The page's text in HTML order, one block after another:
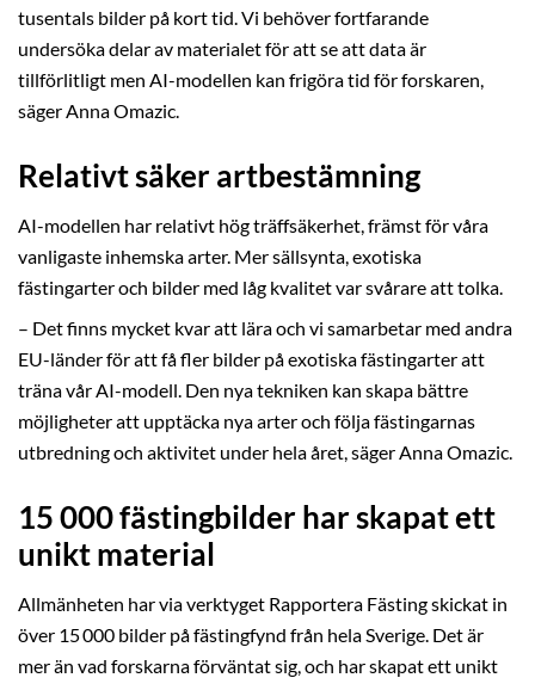
tusentals bilder på kort tid. Vi behöver fortfarande
undersöka delar av materialet för att se att data är
tillförlitligt men AI-modellen kan frigöra tid för forskaren,
säger Anna Omazic.
Relativt säker artbestämning
AI-modellen har relativt hög träffsäkerhet, främst för våra
vanligaste inhemska arter. Mer sällsynta, exotiska
fästingarter och bilder med låg kvalitet var svårare att tolka.
– Det finns mycket kvar att lära och vi samarbetar med andra
EU-länder för att få fler bilder på exotiska fästingarter att
träna vår AI-modell. Den nya tekniken kan skapa bättre
möjligheter att upptäcka nya arter och följa fästingarnas
utbredning och aktivitet under hela året, säger Anna Omazic.
15 000 fästingbilder har skapat ett
unikt material
Allmänheten har via verktyget Rapportera Fästing skickat in
över 15 000 bilder på fästingfynd från hela Sverige. Det är
mer än vad forskarna förväntat sig, och har skapat ett unikt